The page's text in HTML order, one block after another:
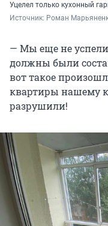
Уцелел только кухонный
Источник: Роман
— Мы еще не успели
должны были
вот такое
квартиры нашему
разрушили!